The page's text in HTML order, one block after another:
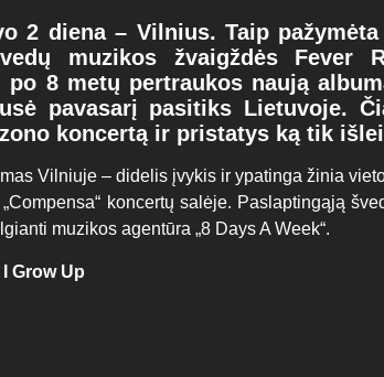
2 diena – Vilnius. Taip
muzikos žvaigždės Fever
po 8 metų pertraukos naują
pavasarį pasitiks Lietuvoje.
koncertą ir pristatys ką tik
Vilniuje – didelis įvykis ir ypatinga žinia
koncertų salėje. Paslaptingąją
muzikos agentūra „8 Days A Week“.
Grow Up